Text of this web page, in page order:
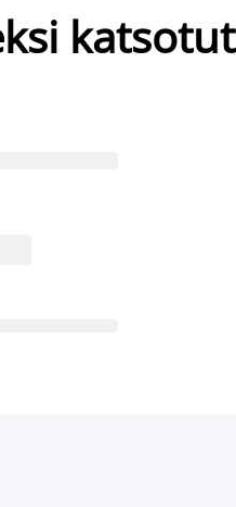
katsotut